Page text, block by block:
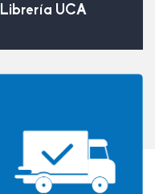
Librería UCA